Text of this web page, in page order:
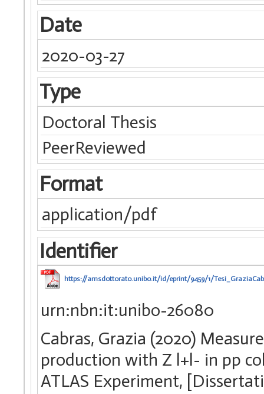
Date
2020-03-27
Type
Doctoral Thesis
PeerReviewed
Format
application/pdf
Identifier
https://amsdottorato.unibo.it/id/eprint/9459/1/
urn:nbn:it:unibo-26080
Cabras, Grazia (2020)
production with Z l+l- in pp
ATLAS Experiment,